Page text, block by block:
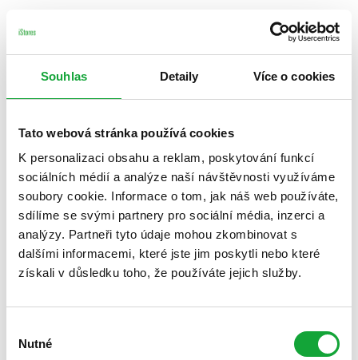
Souhlas Detaily Více o cookies
Tato webová stránka používá cookies
K personalizaci obsahu a reklam, poskytování funkcí
sociálních médií a analýze naší návštěvnosti využíváme
soubory cookie. Informace o tom, jak náš web používáte,
sdílíme se svými partnery pro sociální média, inzerci a
analýzy. Partneři tyto údaje mohou zkombinovat s
dalšími informacemi, které jste jim poskytli nebo které
získali v důsledku toho, že používáte jejich služby.
souhlasu
Nutné